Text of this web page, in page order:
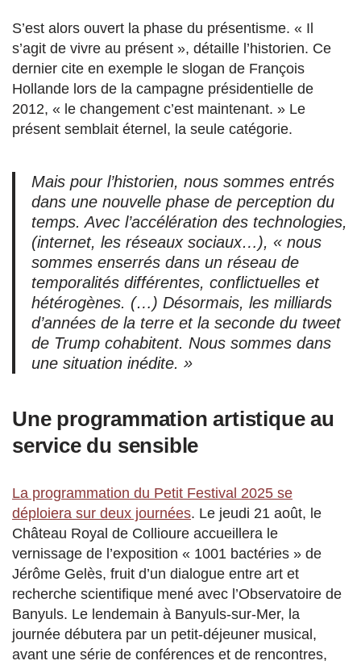
S’est alors ouvert la phase du présentisme. « Il
s’agit de vivre au présent », détaille l’historien. Ce
dernier cite en exemple le slogan de François
Hollande lors de la campagne présidentielle de
2012, « le changement c’est maintenant. » Le
présent semblait éternel, la seule catégorie.
Mais pour l’historien, nous sommes entrés
dans une nouvelle phase de perception du
temps. Avec l’accélération des technologies,
(internet, les réseaux sociaux…), « nous
sommes enserrés dans un réseau de
temporalités différentes, conflictuelles et
hétérogènes. (…) Désormais, les milliards
d’années de la terre et la seconde du tweet
de Trump cohabitent. Nous sommes dans
une situation inédite. »
Une programmation artistique au
service du sensible
La programmation du Petit Festival 2025 se
déploiera sur deux journées. Le jeudi 21 août, le
Château Royal de Collioure accueillera le
vernissage de l’exposition « 1001 bactéries » de
Jérôme Gelès, fruit d’un dialogue entre art et
recherche scientifique mené avec l’Observatoire de
Banyuls. Le lendemain à Banyuls-sur-Mer, la
journée débutera par un petit-déjeuner musical,
avant une série de conférences et de rencontres,